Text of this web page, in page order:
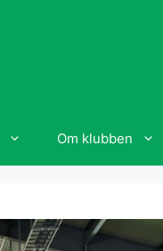
Om klubben